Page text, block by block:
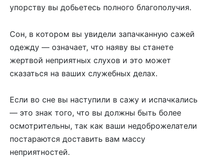
упорству вы добьетесь полного благополучия.
Сон, в котором вы увидели запачканную сажей
одежду — означает, что наяву вы станете
жертвой неприятных слухов и это может
сказаться на ваших служебных делах.
Если во сне вы наступили в сажу и испачкались
— это знак того, что вы должны быть более
осмотрительны, так как ваши недоброжелатели
постараются доставить вам массу
неприятностей.